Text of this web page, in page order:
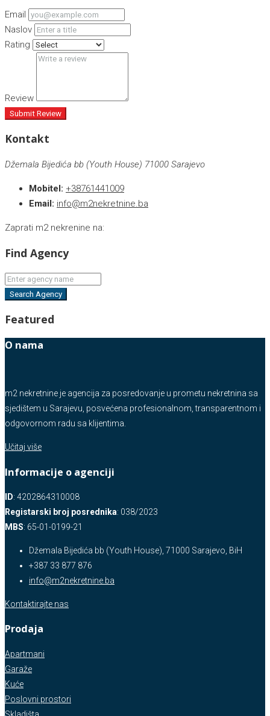
Email
Naslov
Rating
Review
Submit Review
Kontakt
Džemala Bijedića bb (Youth House) 71000 Sarajevo
Mobitel: +38761441009
Email: info@m2nekretnine.ba
Zaprati m2 nekrenine na:
Find Agency
Search Agency
Featured
O nama
m2 nekretnine je agencija za posredovanje u prometu nekretnina sa
sjedištem u Sarajevu, posvećena profesionalnom, transparentnom i
odgovornom radu sa klijentima.
Učitaj više
Informacije o agenciji
ID: 4202864310008
Registarski broj posrednika: 038/2023
MBS: 65-01-0199-21
Džemala Bijedića bb (Youth House), 71000 Sarajevo, BiH
+387 33 877 876
info@m2nekretnine.ba
Kontaktirajte nas
Prodaja
Apartmani
Garaže
Kuće
Poslovni prostori
Skladišta